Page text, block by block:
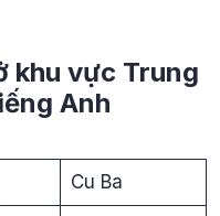
khu vực Trung
Anh
Cu Ba